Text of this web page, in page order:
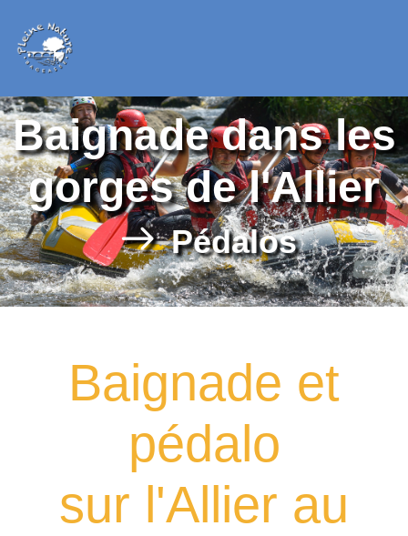
Baignade dans les
gorges de l'Allier
Pédalos
Baignade et
pédalo
sur l'Allier au